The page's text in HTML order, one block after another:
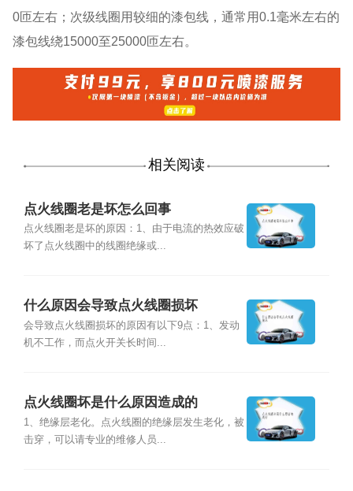
0匝左右；次级线圈用较细的漆包线，通常用0.1毫米左右的
漆包线绕15000至25000匝左右。
相关阅读
点火线圈老是坏怎么回事
点火线圈老是坏的原因：1、由于电流的热效应破
坏了点火线圈中的线圈绝缘或...
什么原因会导致点火线圈损坏
会导致点火线圈损坏的原因有以下9点：1、发动
机不工作，而点火开关长时间...
点火线圈坏是什么原因造成的
1、绝缘层老化。点火线圈的绝缘层发生老化，被
击穿，可以请专业的维修人员...